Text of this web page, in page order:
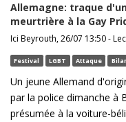
Allemagne: traque
meurtrière à la Gay
Ici Beyrouth, 26/07 13:50 -
Festival LGBT Attaque
Un jeune Allemand
par la police dimanche à
présumée à la voiture-